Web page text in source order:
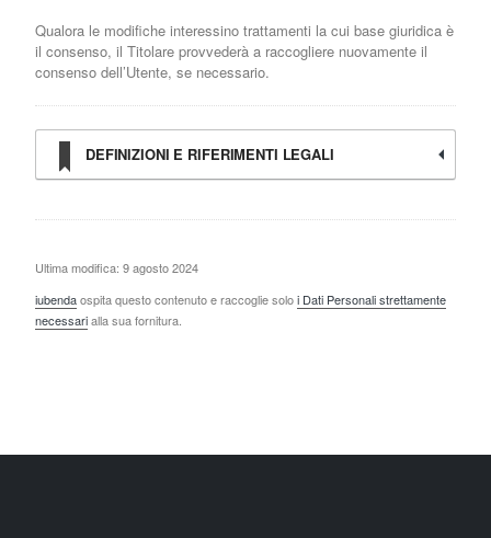
Qualora le modifiche interessino trattamenti la cui base giuridica è
il consenso, il Titolare provvederà a raccogliere nuovamente il
consenso dell’Utente, se necessario.
DEFINIZIONI E RIFERIMENTI LEGALI
Ultima modifica: 9 agosto 2024
iubendaospita questo contenuto e raccoglie soloi Dati Personali strettamente
necessarialla sua fornitura.